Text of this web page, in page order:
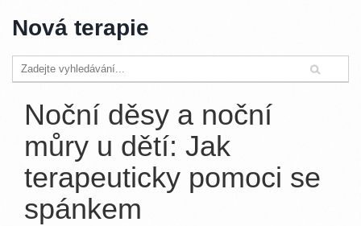
Nová terapie
Noční děsy a noční
můry u dětí: Jak
terapeuticky pomoci se
spánkem